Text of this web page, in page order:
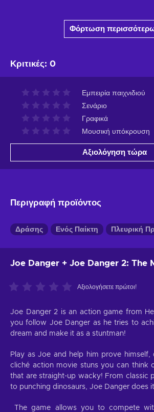
Φόρτωση
Κριτικές: 0
Εμπειρία παιχνιδιού
Σενάριο
Γραφικά
Μουσική υπόκρουση
Αξιολόγηση τώρα
Περιγραφή προϊόντος
Δράσης Ενός Παίκτη Πλευρική
Joe Danger + Joe Danger 2: The
Αξιολογήσετε πρώτοι!
Joe Danger 2 is an action game from
you follow Joe Danger as he tries to
dream and make it as a stuntman!
Play as Joe and help him prove
cliché action movie stuns you can think
that are straight-up wacky! From classic
to punching dinosaurs, Joe Danger does
The game allows you to compete